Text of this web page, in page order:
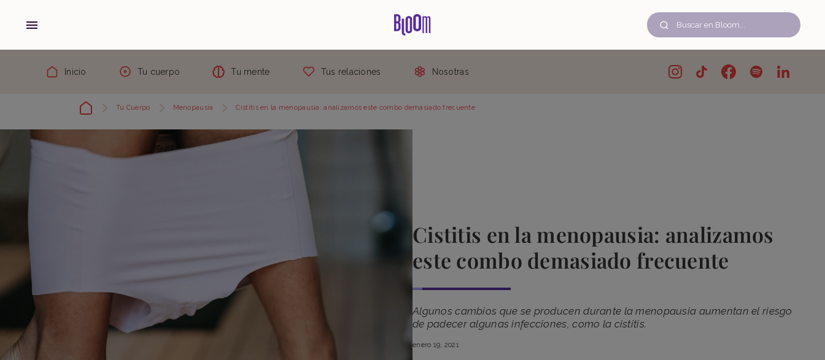
Inicio Tu cuerpo Tu mente Tus relaciones Nosotras
Tu Cuerpo Menopausia Cistitis en la menopausia: analizamos este combo demasiado frecuente
Cistitis en la menopausia: analizamos
este combo demasiado frecuente
Algunos cambios que se producen durante la menopausia aumentan el riesgo
de padecer algunas infecciones, como la cistitis.
enero 19, 2021